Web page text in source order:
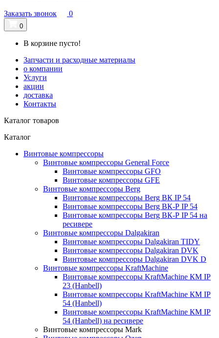
Заказать звонок 0
0
В корзине пусто!
Запчасти и расходные материалы
о компании
Услуги
акции
доставка
Контакты
Каталог товаров
Каталог
Винтовые компрессоры
Винтовые компрессоры General Force
Винтовые компрессоры GFO
Винтовые компрессоры GFE
Винтовые компрессоры Berg
Винтовые компрессоры Berg ВК IP 54
Винтовые компрессоры Berg ВК-Р IP 54
Винтовые компрессоры Berg ВК-Р IP 54 на
ресивере
Винтовые компрессоры Dalgakiran
Винтовые компрессоры Dalgakiran TIDY
Винтовые компрессоры Dalgakiran DVK
Винтовые компрессоры Dalgakiran DVK D
Винтовые компрессоры KraftMachine
Винтовые компрессоры KraftMachine КМ IP
23 (Hanbell)
Винтовые компрессоры KraftMachine КМ IP
54 (Hanbell)
Винтовые компрессоры KraftMachine КМ IP
54 (Hanbell) на ресивере
Винтовые компрессоры Mark